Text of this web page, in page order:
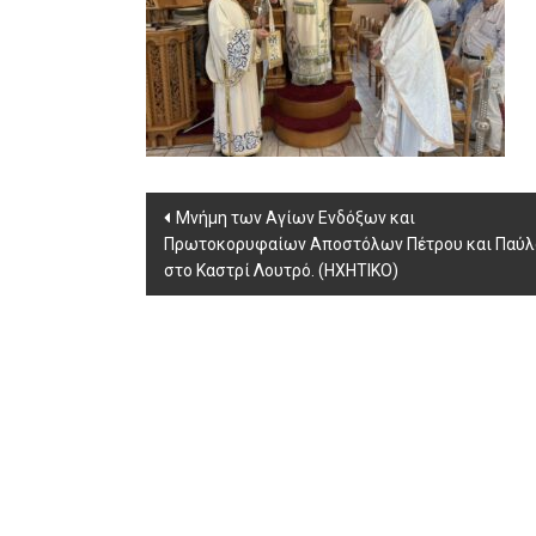
Post
navigation
Μνήμη των Αγίων Ενδόξων και
Πρωτοκορυφαίων Αποστόλων Πέτρου και
στο Καστρί Λουτρό. (ΗΧΗΤΙΚΟ)